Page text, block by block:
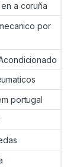
a coruña
por
portugal